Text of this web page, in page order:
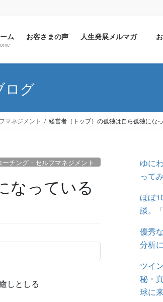
ム お客さまの声 人生発展メルマガ
ログ
マネジメント 経営者（トップ）の孤独は自ら孤独にな
チング・セルフマネジメント
なっている
しとしる
ゆに
って
ほぼ
談。
優秀
分析
ツイ
秘・
球に